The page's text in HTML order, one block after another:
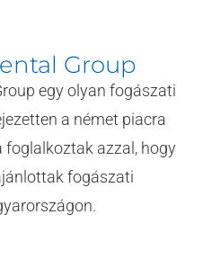
Group
egy olyan fogászati
a német piacra
foglalkoztak azzal, hogy
fogászati